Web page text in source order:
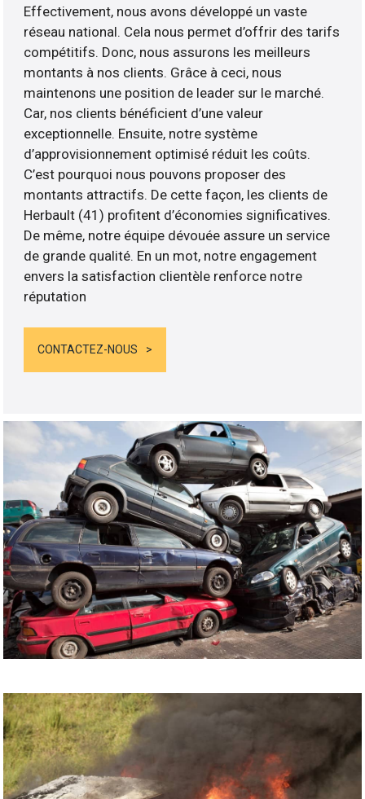
Effectivement, nous avons développé un vaste
réseau national. Cela nous permet d’offrir des tarifs
compétitifs. Donc, nous assurons les meilleurs
montants à nos clients. Grâce à ceci, nous
maintenons une position de leader sur le marché.
Car, nos clients bénéficient d’une valeur
exceptionnelle. Ensuite, notre système
d’approvisionnement optimisé réduit les coûts.
C’est pourquoi nous pouvons proposer des
montants attractifs. De cette façon, les clients de
Herbault (41) profitent d’économies significatives.
De même, notre équipe dévouée assure un service
de grande qualité. En un mot, notre engagement
envers la satisfaction clientèle renforce notre
réputation
CONTACTEZ-NOUS